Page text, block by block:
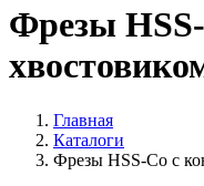
Фрезы
Главная
Каталоги
Фрезы HSS-Co с